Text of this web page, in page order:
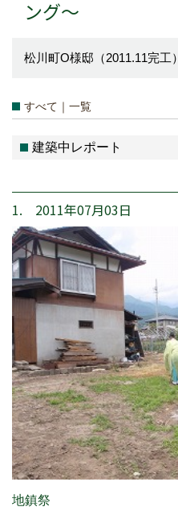
ング～
松川町O様邸（2011.11完工）
すべて｜一覧
建築中レポート
1. 2011年07月03日
地鎮祭